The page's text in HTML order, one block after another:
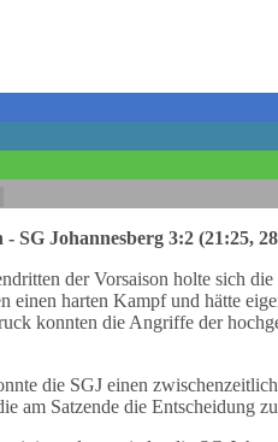
SG Johannesberg 3:2 (21:25,
der Vorsaison holte sich
einen harten Kampf und hätte
konnten die Angriffe der
die SGJ einen
am Satzende die Entscheidung